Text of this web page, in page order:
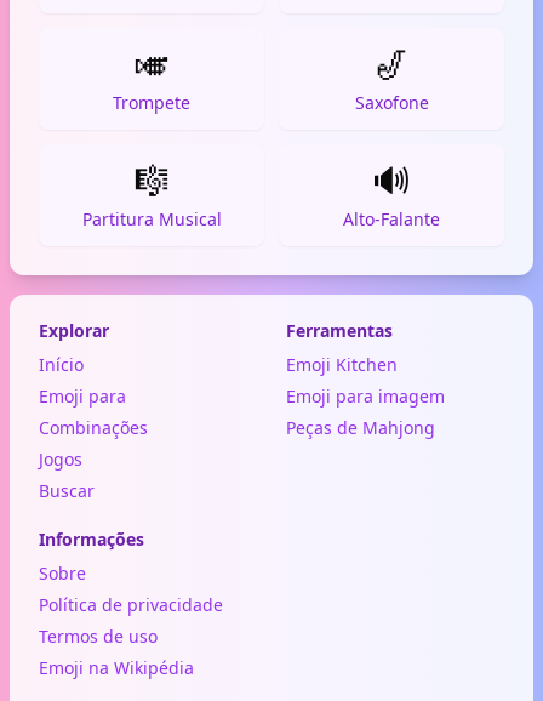
🎺
Trompete
🎷
Saxofone
🎼
Partitura Musical
🔊
Alto-Falante
Explorar
Início
Emoji para
Combinações
Jogos
Buscar
Ferramentas
Emoji Kitchen
Emoji para imagem
Peças de Mahjong
Informações
Sobre
Política de privacidade
Termos de uso
Emoji na Wikipédia